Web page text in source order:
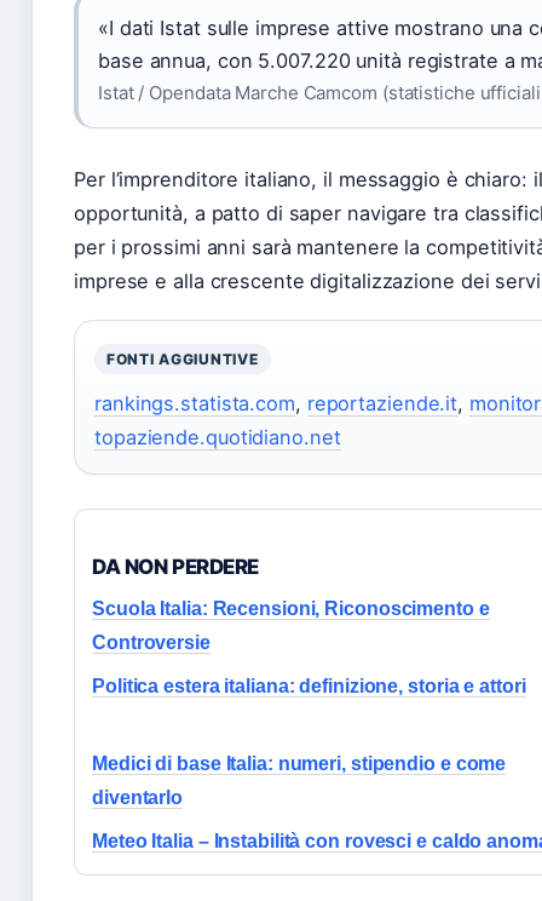
«I dati Istat sulle imprese attive mostrano una
base annua, con 5.007.220 unità registrate a
Istat / Opendata Marche Camcom (statistiche
Per l’imprenditore italiano, il messaggio è
opportunità, a patto di saper navigare tra
per i prossimi anni sarà mantenere la
imprese e alla crescente digitalizzazione dei
FONTI AGGIUNTIVE
rankings.statista.com, reportaziende.it,
topaziende.quotidiano.net
DA NON PERDERE
Scuola Italia: Recensioni, Riconoscimento e
Controversie
Politica estera italiana: definizione, storia e attori
Medici di base Italia: numeri, stipendio e come
diventarlo
Meteo Italia – Instabilità con rovesci e caldo